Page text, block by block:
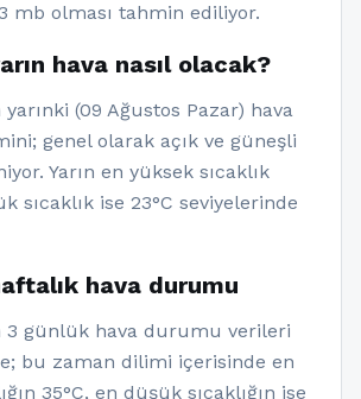
mb olması tahmin ediliyor.
hava nasıl olacak?
(09 Ağustos Pazar) hava
genel olarak açık ve güneşli
Yarın en yüksek sıcaklık
sıcaklık ise 23°C seviyelerinde
hava durumu
3 günlük hava durumu verileri
bu zaman dilimi içerisinde en
35°C, en düşük sıcaklığın ise